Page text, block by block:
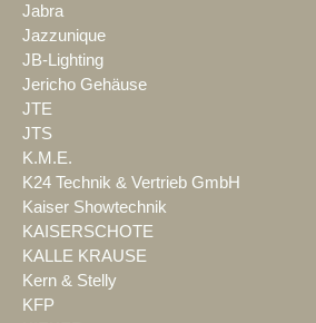
Jabra
Jazzunique
JB-Lighting
Jericho Gehäuse
JTE
JTS
K.M.E.
K24 Technik & Vertrieb GmbH
Kaiser Showtechnik
KAISERSCHOTE
KALLE KRAUSE
Kern & Stelly
KFP